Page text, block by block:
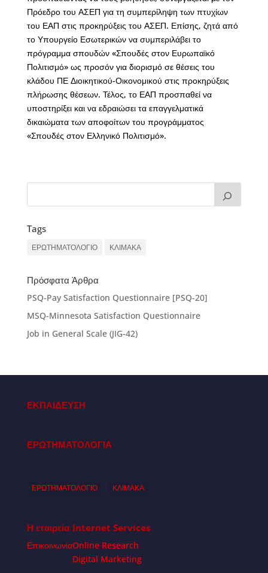
Πρόεδρο του ΑΣΕΠ για τη συμπερίληψη των πτυχίων
του ΕΑΠ στις προκηρύξεις του ΑΣΕΠ. Επίσης, ζητά από
το Υπουργείο Εσωτερικών να συμπεριλάβει το
πρόγραμμα σπουδών «Σπουδές στον Ευρωπαϊκό
Πολιτισμό» ως προσόν για διορισμό σε θέσεις του
κλάδου ΠΕ Διοικητικού-Οικονομικού στις προκηρύξεις
πλήρωσης θέσεων. Τέλος, το ΕΑΠ προσπαθεί να
υποστηρίξει και να εδραιώσει τα επαγγελματικά
δικαιώματα των αποφοίτων του προγράμματος
«Σπουδές στον Ελληνικό Πολιτισμό».
Tags
ΕΡΩΤΗΜΑΤΟΛΟΓΙΟ ΚΛΙΜΑΚΑ
Πρόσφατα Άρθρα
PSQ-Pay Satisfaction Questionnaire [PSQ-20]
MSQ-Minnesota Satisfaction Questionnaire
Job in General Scale (JIG-42)
ΕΚΠΑΙΔΕΥΣΗ
ΕΡΩΤΗΜΑΤΟΛΟΓΙΑ
ΕΡΩΤΗΜΑΤΟΛΟΓΙΟ ΚΛΙΜΑΚΑ
Η εταιρεία
Επικοινωνία
Internet Services
Online Research
Digital Marketing